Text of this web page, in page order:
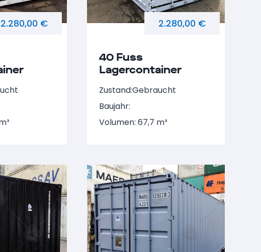
2.280,00 €
40 Fuss
Lagercontainer
2.280,00 €
Zustand:Gebraucht
Baujahr:
Volumen: 67,7 m³